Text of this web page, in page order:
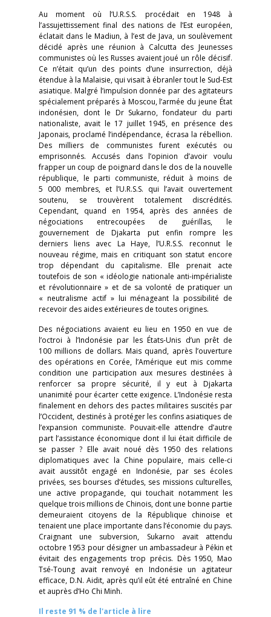
Au moment où l’U.R.S.S. procédait en 1948 à
l’assujettissement final des nations de l’Est européen,
éclatait dans le Madiun, à l’est de Java, un soulèvement
décidé après une réunion à Calcutta des Jeunesses
communistes où les Russes avaient joué un rôle décisif.
Ce n’était qu’un des points d’une insurrection, déjà
étendue à la Malaisie, qui visait à ébranler tout le Sud-Est
asiatique. Malgré l’impulsion donnée par des agitateurs
spécialement préparés à Moscou, l’armée du jeune État
indonésien, dont le Dr Sukarno, fondateur du parti
nationaliste, avait le 17 juillet 1945, en présence des
Japonais, proclamé l’indépendance, écrasa la rébellion.
Des milliers de communistes furent exécutés ou
emprisonnés. Accusés dans l’opinion d’avoir voulu
frapper un coup de poignard dans le dos de la nouvelle
république, le parti communiste, réduit à moins de
5 000 membres, et l’U.R.S.S. qui l’avait ouvertement
soutenu, se trouvèrent totalement discrédités.
Cependant, quand en 1954, après des années de
négociations entrecoupées de guérillas, le
gouvernement de Djakarta put enfin rompre les
derniers liens avec La Haye, l’U.R.S.S. reconnut le
nouveau régime, mais en critiquant son statut encore
trop dépendant du capitalisme. Elle prenait acte
toutefois de son « idéologie nationale anti-impérialiste
et révolutionnaire » et de sa volonté de pratiquer un
« neutralisme actif » lui ménageant la possibilité de
recevoir des aides extérieures de toutes origines.
Des négociations avaient eu lieu en 1950 en vue de
l’octroi à l’Indonésie par les États-Unis d’un prêt de
100 millions de dollars. Mais quand, après l’ouverture
des opérations en Corée, l’Amérique eut mis comme
condition une participation aux mesures destinées à
renforcer sa propre sécurité, il y eut à Djakarta
unanimité pour écarter cette exigence. L’Indonésie resta
finalement en dehors des pactes militaires suscités par
l’Occident, destinés à protéger les confins asiatiques de
l’expansion communiste. Pouvait-elle attendre d’autre
part l’assistance économique dont il lui était difficile de
se passer ? Elle avait noué dès 1950 des relations
diplomatiques avec la Chine populaire, mais celle-ci
avait aussitôt engagé en Indonésie, par ses écoles
privées, ses bourses d’études, ses missions culturelles,
une active propagande, qui touchait notamment les
quelque trois millions de Chinois, dont une bonne partie
demeuraient citoyens de la République chinoise et
tenaient une place importante dans l’économie du pays.
Craignant une subversion, Sukarno avait attendu
octobre 1953 pour désigner un ambassadeur à Pékin et
évitait des engagements trop précis. Dès 1950, Mao
Tsé-Toung avait renvoyé en Indonésie un agitateur
efficace, D.N. Aidit, après qu’il eût été entraîné en Chine
et auprès d’Ho Chi Minh.
Il reste 91 % de l'article à lire